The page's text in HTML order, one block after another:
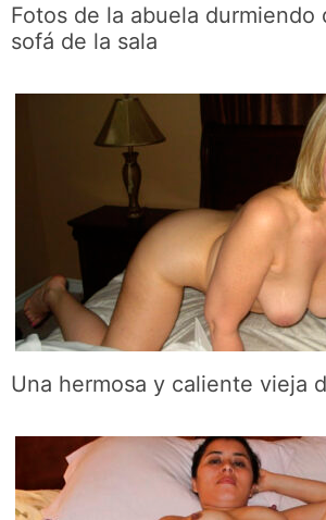
Fotos de la abuela durmiendo
sofá de la sala
Una hermosa y caliente vieja